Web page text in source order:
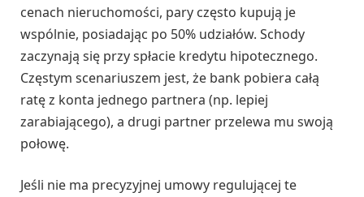
cenach nieruchomości, pary często kupują je
wspólnie, posiadając po 50% udziałów. Schody
zaczynają się przy spłacie kredytu hipotecznego.
Częstym scenariuszem jest, że bank pobiera całą
ratę z konta jednego partnera (np. lepiej
zarabiającego), a drugi partner przelewa mu swoją
połowę.
Jeśli nie ma precyzyjnej umowy regulującej te